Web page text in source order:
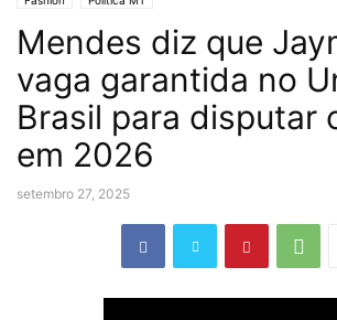
Mendes diz que
vaga garantida no
Brasil para disputar
em 2026
setembro 27, 2025